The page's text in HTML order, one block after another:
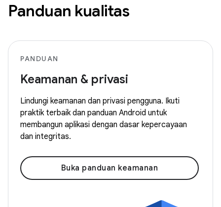
Panduan kualitas
PANDUAN
Keamanan & privasi
Lindungi keamanan dan privasi pengguna. Ikuti
praktik terbaik dan panduan Android untuk
membangun aplikasi dengan dasar kepercayaan
dan integritas.
Buka panduan keamanan